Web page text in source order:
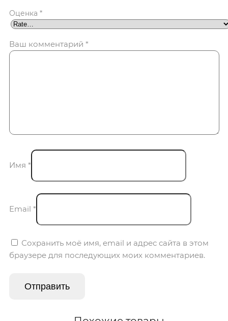
Оценка *
Ваш комментарий *
Имя *
Email *
Сохранить моё имя, email и адрес сайта в этом
браузере для последующих моих комментариев.